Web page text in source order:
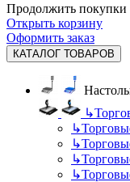
Продолжить покупки
Открыть корзину
Оформить заказ
КАТАЛОГ ТОВАРОВ
↳
↳
↳
↳
↳